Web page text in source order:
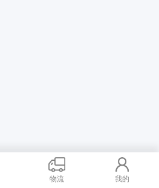
物流 我的